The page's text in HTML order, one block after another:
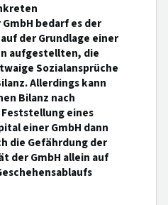
bedarf es der
der Grundlage einer
aufgestellten, die
Sozialansprüche
Allerdings kann
Bilanz nach
eines
einer GmbH dann
die Gefährdung der
der GmbH allein auf